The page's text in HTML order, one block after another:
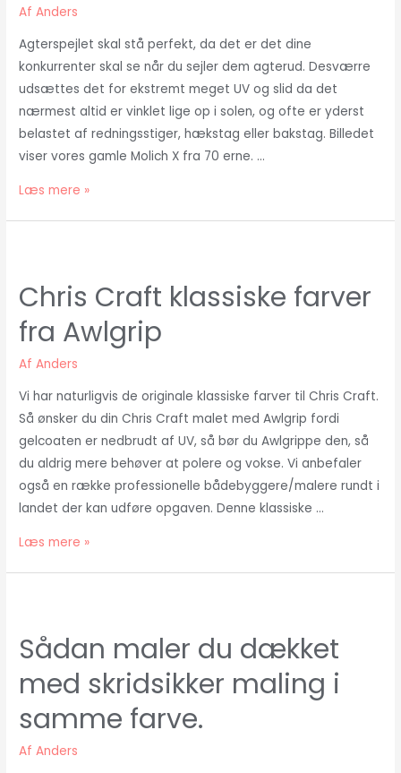
AfAnders
Agterspejlet skal stå perfekt, da det er det dine
konkurrenter skal se når du sejler dem agterud. Desværre
udsættes det for ekstremt meget UV og slid da det
nærmest altid er vinklet lige op i solen, og ofte er yderst
belastet af redningsstiger, hækstag eller bakstag. Billedet
viser vores gamle Molich X fra 70 erne. …
Mal
Læs mere »
Chris Craft klassiske farver
fra Awlgrip
AfAnders
Vi har naturligvis de originale klassiske farver til Chris Craft.
Så ønsker du din Chris Craft malet med Awlgrip fordi
gelcoaten er nedbrudt af UV, så bør du Awlgrippe den, så
du aldrig mere behøver at polere og vokse. Vi anbefaler
også en række professionelle bådebyggere/malere rundt i
landet der kan udføre opgaven. Denne klassiske …
Chris
Awlgrip
Læs mere »
Sådan maler du dækket
med skridsikker maling i
samme farve.
AfAnders